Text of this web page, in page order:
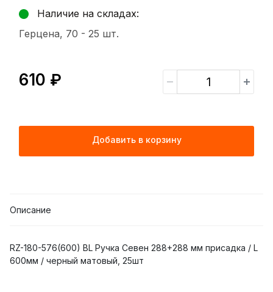
Наличие на складах:
Герцена, 70 - 25 шт.
610 ₽
Добавить в корзину
Описание
RZ-180-576(600) BL Ручка Севен 288+288 мм присадка / L
600мм / черный матовый, 25шт